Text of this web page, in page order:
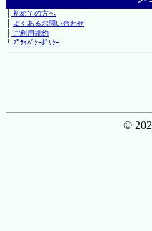
├初めての方へ
├ よくあるお問い合わせ
├ご利用規約
└ﾌﾟﾗｲﾊﾞｼｰﾎﾟﾘｼｰ
©